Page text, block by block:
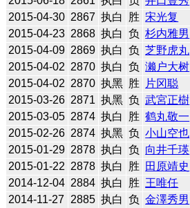
2015-04-30 2867 执白 胜 宋光复
2015-04-23 2868 执白 负 杉内雅男
2015-04-09 2869 执白 负 芝野虎丸
2015-04-02 2870 执白 负 濑户大树
2015-04-02 2870 执黑 胜 片冈聪
2015-03-26 2871 执黑 负 武宮正樹
2015-03-05 2874 执白 胜 鹤丸敬一
2015-02-26 2874 执黑 负 小山空也
2015-01-29 2878 执白 负 向井千瑛
2015-01-22 2878 执白 胜 田原靖史
2014-12-04 2884 执白 胜 王唯任
2014-11-27
2885 执白 负 金澤秀男